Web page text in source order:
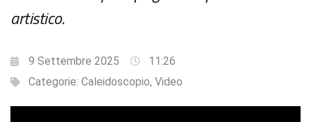
artistico.
9 Settembre 2025
11:26
Categorie: Caleidoscopio, Video